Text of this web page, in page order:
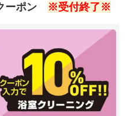
ーポン ※受付終了※